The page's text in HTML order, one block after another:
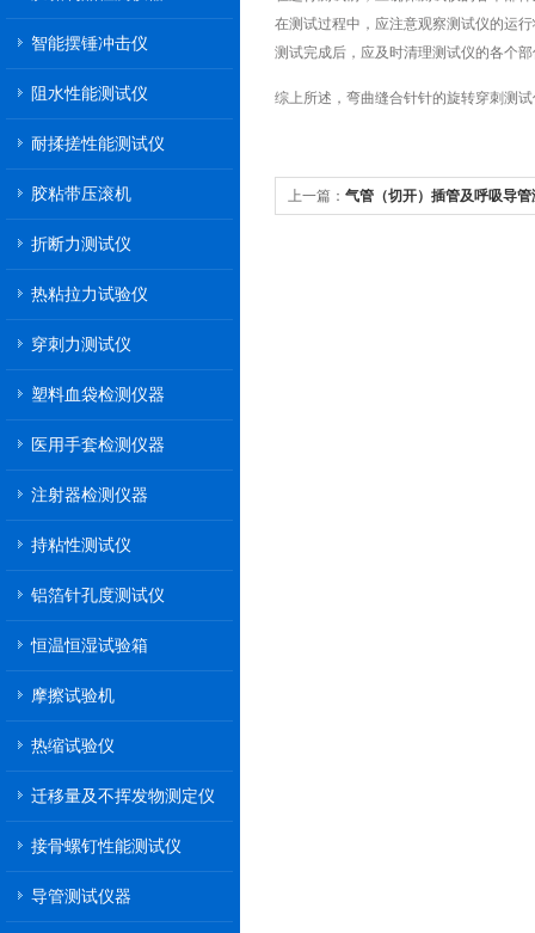
智能摆锤冲击仪
阻水性能测试仪
耐揉搓性能测试仪
胶粘带压滚机
折断力测试仪
热粘拉力试验仪
穿刺力测试仪
塑料血袋检测仪器
医用手套检测仪器
注射器检测仪器
持粘性测试仪
铝箔针孔度测试仪
恒温恒湿试验箱
摩擦试验机
热缩试验仪
迁移量及不挥发物测定仪
接骨螺钉性能测试仪
导管测试仪器
在测试过程中，应注意观察测试仪的运
测试完成后，应及时清理测试仪的各个
综上所述，弯曲缝合针针的旋转穿刺测
上一篇： 气管（切开）插管及呼吸导